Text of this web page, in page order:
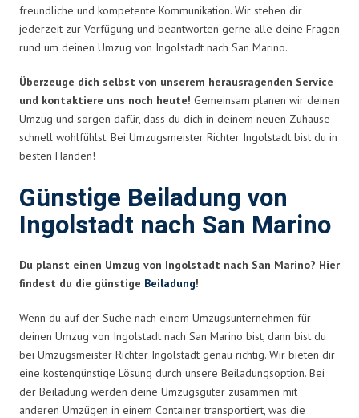
freundliche und kompetente Kommunikation. Wir stehen dir
jederzeit zur Verfügung und beantworten gerne alle deine Fragen
rund um deinen Umzug von Ingolstadt nach San Marino.
Überzeuge dich selbst von unserem herausragenden Service
und kontaktiere uns noch heute! Gemeinsam planen wir deinen
Umzug und sorgen dafür, dass du dich in deinem neuen Zuhause
schnell wohlfühlst. Bei Umzugsmeister Richter Ingolstadt bist du in
besten Händen!
Günstige Beiladung von
Ingolstadt nach San Marino
Du planst einen Umzug von Ingolstadt nach San Marino? Hier
findest du die günstige Beiladung!
Wenn du auf der Suche nach einem Umzugsunternehmen für
deinen Umzug von Ingolstadt nach San Marino bist, dann bist du
bei Umzugsmeister Richter Ingolstadt genau richtig. Wir bieten dir
eine kostengünstige Lösung durch unsere Beiladungsoption. Bei
der Beiladung werden deine Umzugsgüter zusammen mit
anderen Umzügen in einem Container transportiert, was die